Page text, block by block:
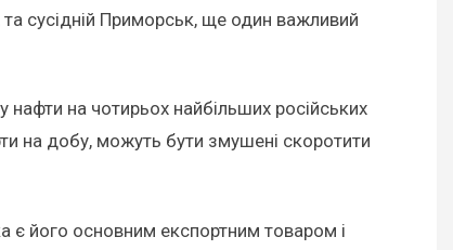
та сусідній Приморськ, ще один важливий
нафти на чотирьох найбільших російських
на добу, можуть бути змушені скоротити
є його основним експортним товаром і